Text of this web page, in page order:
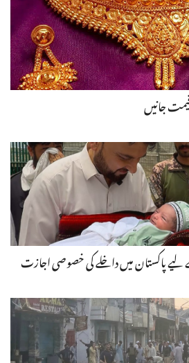
جانیں
لیے پاکستان میں داخلے کی خصوصی اجازت